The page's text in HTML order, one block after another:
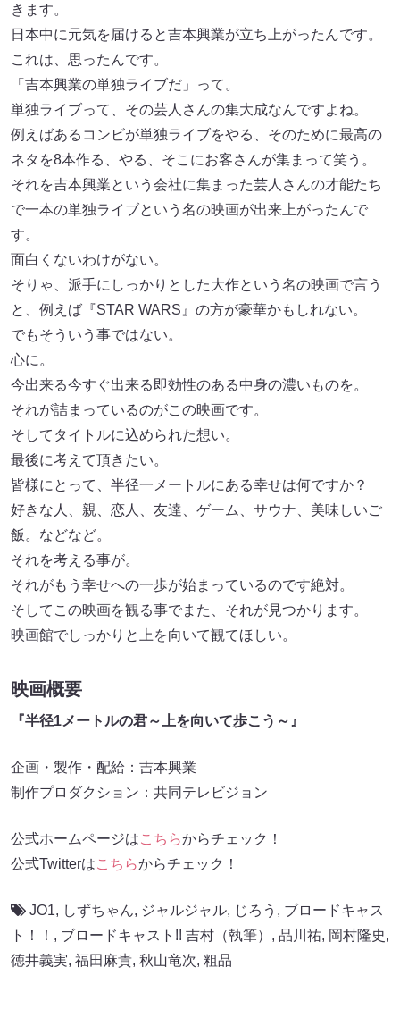
きます。
日本中に元気を届けると吉本興業が立ち上がったんです。
これは、思ったんです。
「吉本興業の単独ライブだ」って。
単独ライブって、その芸人さんの集大成なんですよね。
例えばあるコンビが単独ライブをやる、そのために最高の
ネタを8本作る、やる、そこにお客さんが集まって笑う。
それを吉本興業という会社に集まった芸人さんの才能たち
で一本の単独ライブという名の映画が出来上がったんで
す。
面白くないわけがない。
そりゃ、派手にしっかりとした大作という名の映画で言う
と、例えば『STAR WARS』の方が豪華かもしれない。
でもそういう事ではない。
心に。
今出来る今すぐ出来る即効性のある中身の濃いものを。
それが詰まっているのがこの映画です。
そしてタイトルに込められた想い。
最後に考えて頂きたい。
皆様にとって、半径一メートルにある幸せは何ですか？
好きな人、親、恋人、友達、ゲーム、サウナ、美味しいご
飯。などなど。
それを考える事が。
それがもう幸せへの一歩が始まっているのです絶対。
そしてこの映画を観る事でまた、それが見つかります。
映画館でしっかりと上を向いて観てほしい。
映画概要
『半径1メートルの君～上を向いて歩こう～』
企画・製作・配給：吉本興業
制作プロダクション：共同テレビジョン
公式ホームページはこちらからチェック！
公式Twitterはこちらからチェック！
JO1, しずちゃん, ジャルジャル, じろう , ブロードキャス
ト！！ , ブロードキャスト!! 吉村（執筆） , 品川祐, 岡村隆史,
徳井義実, 福田麻貴, 秋山竜次, 粗品